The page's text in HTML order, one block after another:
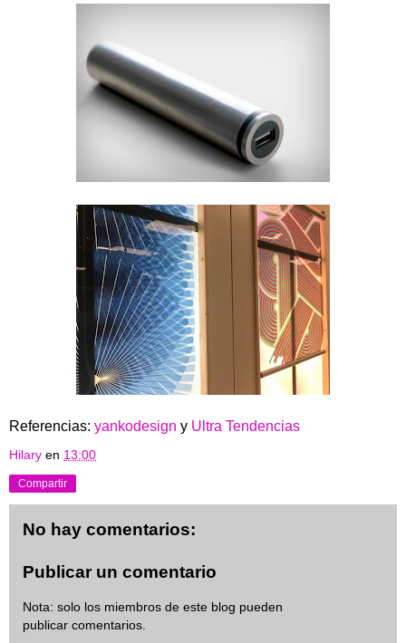
Referencias: yankodesign y Ultra Tendencias
Hilary en 13:00
Compartir
No hay comentarios:
Publicar un comentario
Nota: solo los miembros de este blog pueden
publicar comentarios.